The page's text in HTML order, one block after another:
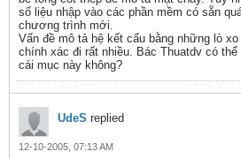
số liệu nhập vào các phần mềm có sẵn
chương trình mới.
Vấn đề mô tả hệ kết cấu bằng những lò
chính xác đi rất nhiều. Bác Thuatdv có
cái mục này không?
UdeS replied
12-10-2005, 07:13 AM